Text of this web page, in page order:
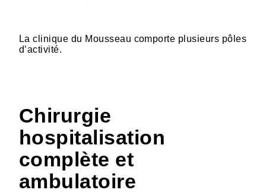
La clinique du Mousseau comporte plusieurs pôles
d’activité.
Chirurgie
hospitalisation
complète et
ambulatoire